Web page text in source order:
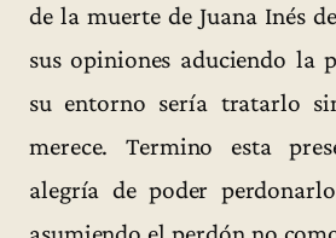
de la muerte de Juana Inés
sus opiniones aduciendo la
su entorno sería tratarlo
merece. Termino esta
alegría de poder